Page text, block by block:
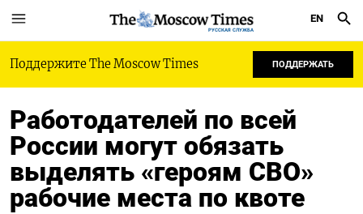
РУССКАЯ СЛУЖБА
EN
Поддержите The Moscow Times ПОДДЕРЖАТЬ
Работодателей по всей
России могут обязать
выделять «героям СВО»
рабочие места по квоте